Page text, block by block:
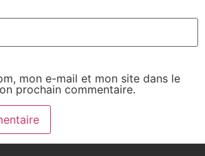
mon e-mail et mon site dans le
prochain commentaire.